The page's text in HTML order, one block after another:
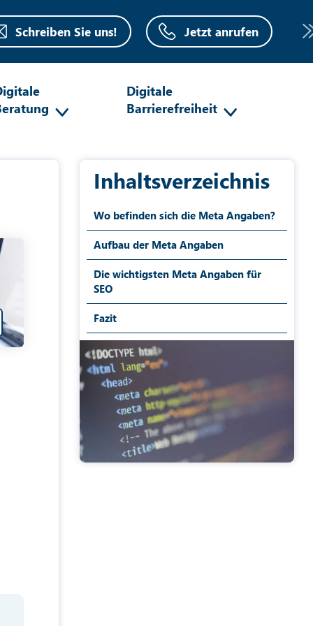
Schreiben Sie uns! Jetzt anrufen
Digitale
Barrierefreiheit
Inhaltsverzeichnis
Wo befinden sich die Meta Angaben?
Aufbau der Meta Angaben
Die wichtigsten Meta Angaben für
SEO
Fazit